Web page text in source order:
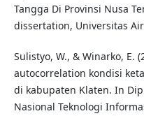
Tangga Di Provinsi Nusa
dissertation, Universitas
Sulistyo, W., & Winarko, E.
autocorrelation kondisi
di kabupaten Klaten. In
Nasional Teknologi